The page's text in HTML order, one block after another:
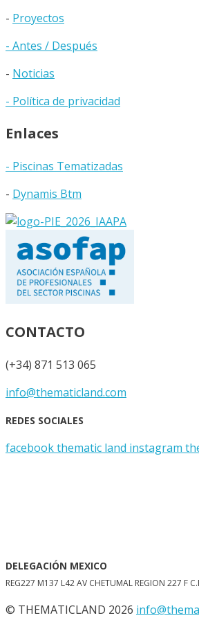
- Proyectos
- Antes / Después
- Noticias
- Política de privacidad
Enlaces
- Piscinas Tematizadas
- Dynamis Btm
CONTACTO
(+34) 871 513 065
info@thematicland.com
REDES SOCIALES
facebook thematic land instagram
DELEGACIÓN MEXICO
REG227 M137 L42 AV CHETUMAL REGION 227 F
© THEMATICLAND 2026